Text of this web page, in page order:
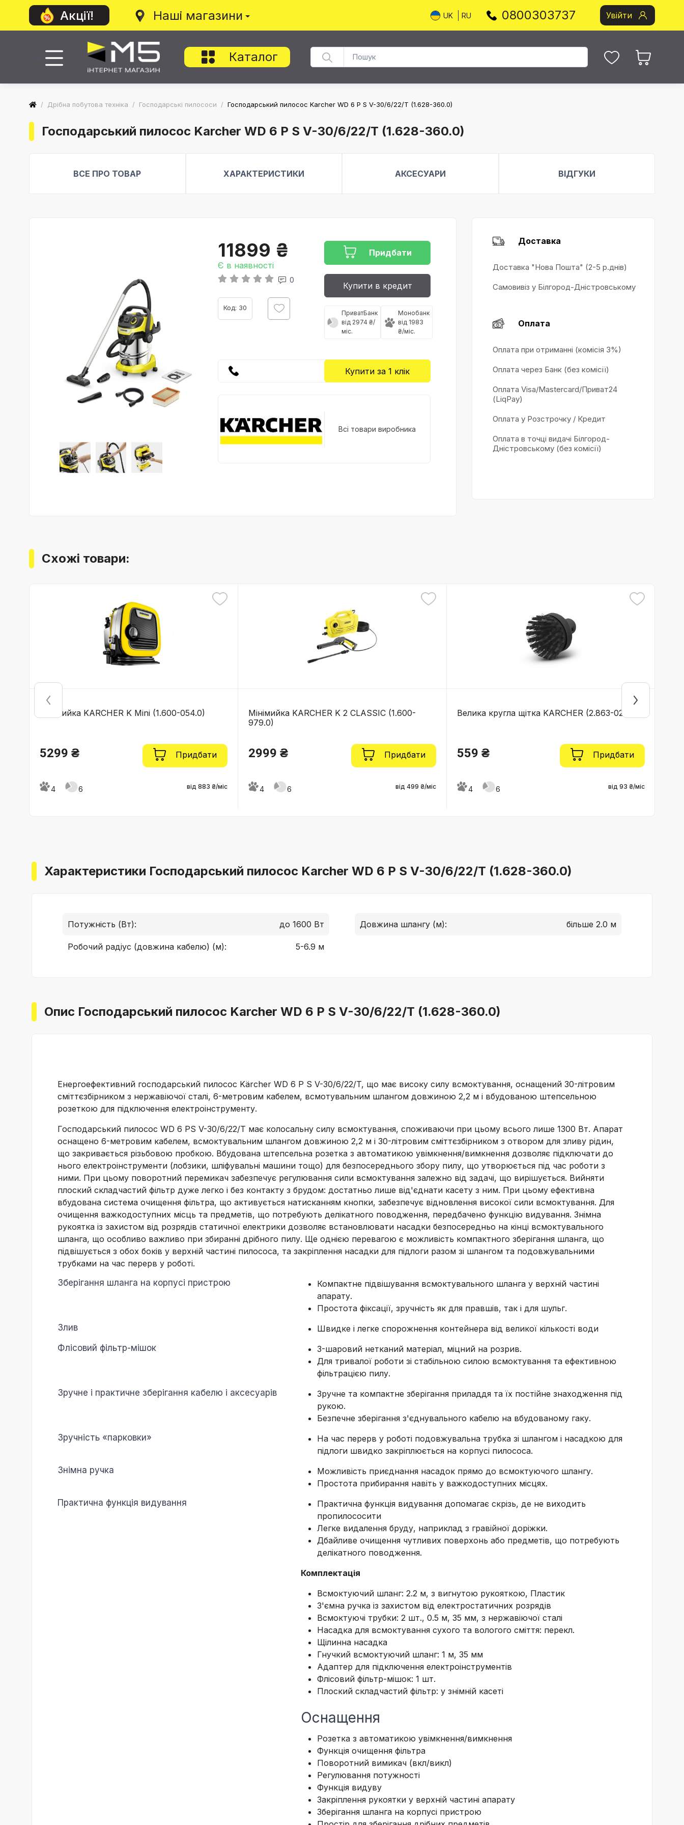
Акції! Наші магазини UK RU 0800303737 Увійти
Каталог
/ Дрібна побутова техніка / Господарські пилососи / Господарський пилосос Karcher WD 6 P S V-30/6/22/T (1.628-360.0)
Господарський пилосос Karcher WD 6 P S V-30/6/22/T (1.628-360.0)
ВСЕ ПРО ТОВАР ХАРАКТЕРИСТИКИ АКСЕСУАРИ ВІДГУКИ
11899 ₴
Є в наявності
Придбати
0
Код: 30
Купити в кредит
ПриватБанк
від 2974 ₴/
міс.
Монобанк
від 1983
₴/міс.
Купити за 1 клiк
Всі товари виробника
Доставка
Доставка "Нова Пошта" (2-5 р.днів)
Самовивіз у Білгород-Дністровському
Оплата
Оплата при отриманні (комісія 3%)
Оплата через Банк (без комісії)
Оплата Visa/Mastercard/Приват24
(LiqPay)
Оплата у Розстрочку / Кредит
Оплата в точці видачі Білгород-
Дністровському (без комісії)
Схожі товари:
Мінімийка KARCHER K Mini (1.600-054.0)
5299 ₴ Придбати
4 6 від 883 ₴/міс
Мінімийка KARCHER K 2 CLASSIC (1.600-
979.0)
2999 ₴ Придбати
4 6 від 499 ₴/міс
Велика кругла щітка KARCHER (2.863-022.0)
559 ₴ Придбати
4 6 від 93 ₴/міс
Характеристики Господарський пилосос Karcher WD 6 P S V-30/6/22/T (1.628-360.0)
Потужність (Вт): до 1600 Вт
Робочий радіус (довжина кабелю) (м): 5-6.9 м
Довжина шлангу (м): більше 2.0 м
Опис Господарський пилосос Karcher WD 6 P S V-30/6/22/T (1.628-360.0)
Енергоефективний господарський пилосос Kärcher WD 6 P S V-30/6/22/T, що має високу силу всмоктування, оснащений 30-літровим
сміттєзбірником з нержавіючої сталі, 6-метровим кабелем, всмотувальним шлангом довжиною 2,2 м і вбудованою штепсельною
розеткою для підключення електроінструменту.
Господарський пилосос WD 6 PS V-30/6/22/T має колосальну силу всмоктування, споживаючи при цьому всього лише 1300 Вт. Апарат
оснащено 6-метровим кабелем, всмоктувальним шлангом довжиною 2,2 м і 30-літровим сміттєзбірником з отвором для зливу рідин,
що закривається різьбовою пробкою. Вбудована штепсельна розетка з автоматикою увімкнення/вимкнення дозволяє підключати до
нього електроінструменти (лобзики, шліфувальні машини тощо) для безпосереднього збору пилу, що утворюється під час роботи з
ними. При цьому поворотний перемикач забезпечує регулювання сили всмоктування залежно від задачі, що вирішується. Вийняти
плоский складчастий фільтр дуже легко і без контакту з брудом: достатньо лише від'єднати касету з ним. При цьому ефективна
вбудована система очищення фільтра, що активується натисканням кнопки, забезпечує відновлення високої сили всмоктування. Для
очищення важкодоступних місць та предметів, що потребують делікатного поводження, передбачено функцію видування. Знімна
рукоятка із захистом від розрядів статичної електрики дозволяє встановлювати насадки безпосередньо на кінці всмоктувального
шланга, що особливо важливо при збиранні дрібного пилу. Ще однією перевагою є можливість компактного зберігання шланга, що
підвішується з обох боків у верхній частині пилососа, та закріплення насадки для підлоги разом зі шлангом та подовжувальними
трубками на час перерв у роботі.
Зберігання шланга на корпусі пристрою
Компактне підвішування всмоктувального шланга у верхній частині
апарату.
Простота фіксації, зручність як для правшів, так і для шульг.
Злив
Швидке і легке спорожнення контейнера від великої кількості води
Флісовий фільтр-мішок
3-шаровий нетканий матеріал, міцний на розрив.
Для тривалої роботи зі стабільною силою всмоктування та ефективною
фільтрацією пилу.
Зручне і практичне зберігання кабелю і аксесуарів
Зручне та компактне зберігання приладдя та їх постійне знаходження під
рукою.
Безпечне зберігання з'єднувального кабелю на вбудованому гаку.
Зручність «парковки»
На час перерв у роботі подовжувальна трубка зі шлангом і насадкою для
підлоги швидко закріплюється на корпусі пилососа.
Знімна ручка
Можливість приєднання насадок прямо до всмоктуючого шлангу.
Простота прибирання навіть у важкодоступних місцях.
Практична функція видування
Практична функція видування допомагає скрізь, де не виходить
пропилососити
Легке видалення бруду, наприклад з гравійної доріжки.
Дбайливе очищення чутливих поверхонь або предметів, що потребують
делікатного поводження.
Комплектація
Всмоктуючий шланг: 2.2 м, з вигнутою рукояткою, Пластик
З'ємна ручка із захистом від електростатичних розрядів
Всмоктуючі трубки: 2 шт., 0.5 м, 35 мм, з нержавіючої сталі
Насадка для всмоктування сухого та вологого сміття: перекл.
Щілинна насадка
Гнучкий всмоктуючий шланг: 1 м, 35 мм
Адаптер для підключення електроінструментів
Флісовий фільтр-мішок: 1 шт.
Плоский складчастий фільтр: у знімній касеті
Оснащення
Розетка з автоматикою увімкнення/вимкнення
Функція очищення фільтра
Поворотний вимикач (вкл/викл)
Регулювання потужності
Функція видуву
Закріплення рукоятки у верхній частині апарату
Зберігання шланга на корпусі пристрою